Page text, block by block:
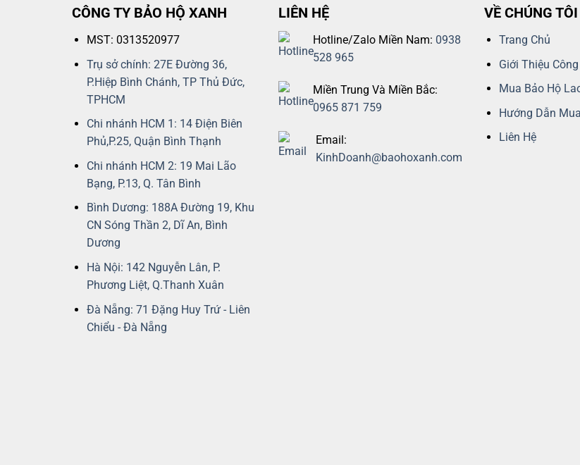
CÔNG TY BẢO HỘ XANH
MST: 0313520977
Trụ sở chính: 27E Đường 36,
P.Hiệp Bình Chánh, TP Thủ Đức,
TPHCM
Chi nhánh HCM 1: 14 Điện Biên
Phủ,P.25, Quận Bình Thạnh
Chi nhánh HCM 2: 19 Mai Lão
Bạng, P.13, Q. Tân Bình
Bình Dương: 188A Đường 19, Khu
CN Sóng Thần 2, Dĩ An, Bình
Dương
Hà Nội: 142 Nguyễn Lân, P.
Phương Liệt, Q.Thanh Xuân
Đà Nẵng: 71 Đặng Huy Trứ - Liên
Chiểu - Đà Nẵng
LIÊN HỆ
Hotline/Zalo Miền Nam: 0938
528 965
Miền Trung Và Miền Bắc:
0965 871 759
Email:
KinhDoanh@baohoxanh.com
VỀ CHÚNG TÔI
Trang Chủ
Giới Thiệu
Mua Bảo Hộ
Hướng Dẫn
Liên Hệ